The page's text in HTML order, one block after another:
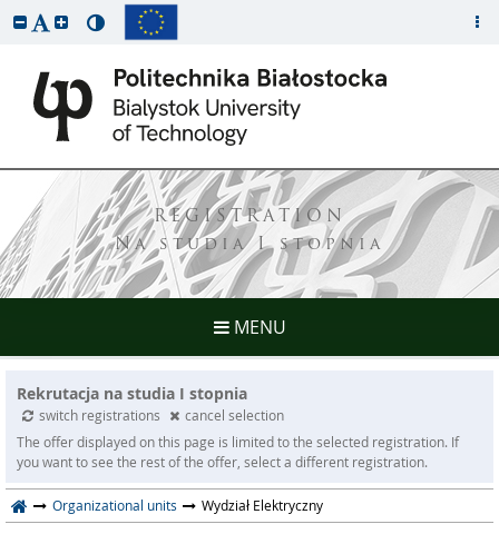
REGISTRATION
Na studia I stopnia
MENU
Rekrutacja na studia I stopnia
switch registrations
cancel selection
The offer displayed on this page is limited to the selected registration. If
you want to see the rest of the offer, select a different registration.
Organizational units Wydział Elektryczny